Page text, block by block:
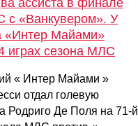
ассиста в финале
с «Ванкувером». У
«Интер Майами»
играх сезона МЛС
« Интер Майами »
отдал голевую
Родриго Де Поля на 71-й